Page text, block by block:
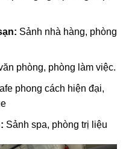
Sảnh nhà hàng, phòng
phòng, phòng làm việc.
phong cách hiện đại,
Sảnh spa, phòng trị liệu